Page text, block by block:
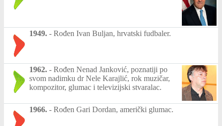
1949. - Rođen Ivan Buljan, hrvatski fudbaler.
1962. - Rođen Nenad Janković, poznatiji po
svom nadimku dr Nele Karajlić, rok muzičar,
kompozitor, glumac i televizijski stvaralac.
1966. - Rođen Gari Dordan, američki glumac.